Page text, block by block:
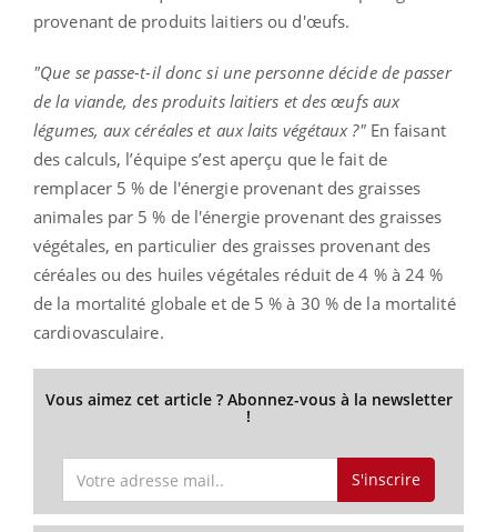
provenant de produits laitiers ou d'œufs.
"Que se passe-t-il donc si une personne décide de passer
de la viande, des produits laitiers et des œufs aux
légumes, aux céréales et aux laits végétaux ?"En faisant
des calculs, l’équipe s’est aperçu que le fait de
remplacer 5 % de l'énergie provenant des graisses
animales par 5 % de l'énergie provenant des graisses
végétales, en particulier des graisses provenant des
céréales ou des huiles végétales réduit de 4 % à 24 %
de la mortalité globale et de 5 % à 30 % de la mortalité
cardiovasculaire.
Vous aimez cet article ? Abonnez-vous à la newsletter
!
S'inscrire